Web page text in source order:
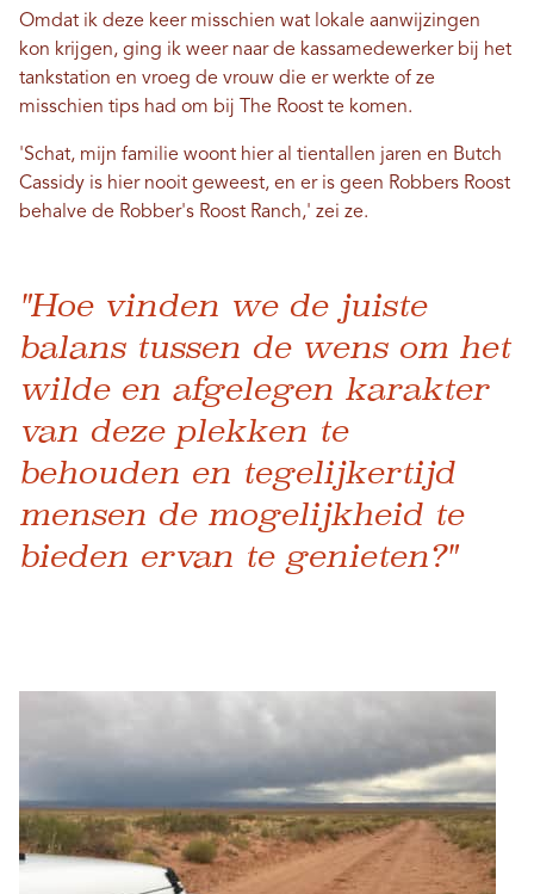
Omdat ik deze keer misschien wat lokale aanwijzingen
kon krijgen, ging ik weer naar de kassamedewerker bij het
tankstation en vroeg de vrouw die er werkte of ze
misschien tips had om bij The Roost te komen.
'Schat, mijn familie woont hier al tientallen jaren en Butch
Cassidy is hier nooit geweest, en er is geen Robbers Roost
behalve de Robber's Roost Ranch,' zei ze.
"Hoe vinden we de juiste
balans tussen de wens om het
wilde en afgelegen karakter
van deze plekken te
behouden en tegelijkertijd
mensen de mogelijkheid te
bieden ervan te genieten?"